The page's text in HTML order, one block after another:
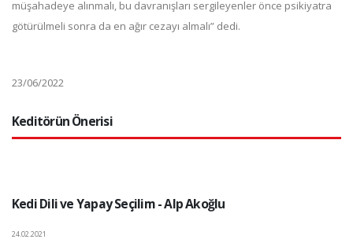
müşahadeye alınmalı, bu davranışları sergileyenler önce psikiyatra
götürülmeli sonra da en ağır cezayı almalı” dedi.
23/06/2022
Keditörün Önerisi
Kedi Dili ve Yapay Seçilim - Alp Akoğlu
24.02.2021